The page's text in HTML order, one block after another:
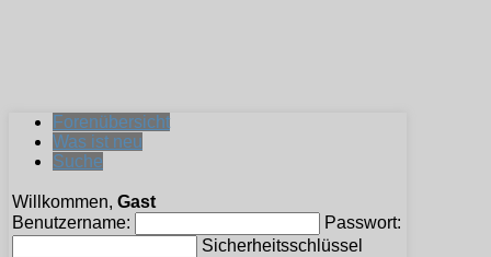
Forenübersicht
Was ist neu
Suche
Willkommen, Gast
Benutzername:
Passwort:
Sicherheitsschlüssel